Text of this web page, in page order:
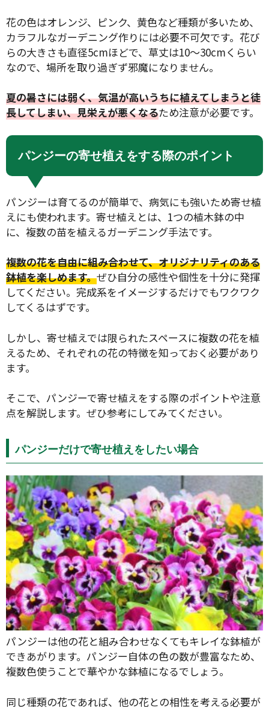
花の色はオレンジ、ピンク、黄色など種類が多いため、
カラフルなガーデニング作りには必要不可欠です。花び
らの大きさも直径5cmほどで、草丈は10〜30cmくらい
なので、場所を取り過ぎず邪魔になりません。
夏の暑さには弱く、気温が高いうちに植えてしまうと徒
長してしまい、見栄えが悪くなるため注意が必要です。
パンジーの寄せ植えをする際のポイント
パンジーは育てるのが簡単で、病気にも強いため寄せ植
えにも使われます。寄せ植えとは、1つの植木鉢の中
に、複数の苗を植えるガーデニング手法です。
複数の花を自由に組み合わせて、オリジナリティのある
鉢植を楽しめます。ぜひ自分の感性や個性を十分に発揮
してください。完成系をイメージするだけでもワクワク
してくるはずです。
しかし、寄せ植えでは限られたスペースに複数の花を植
えるため、それぞれの花の特徴を知っておく必要があり
ます。
そこで、パンジーで寄せ植えをする際のポイントや注意
点を解説します。ぜひ参考にしてみてください。
パンジーだけで寄せ植えをしたい場合
パンジーは他の花と組み合わせなくてもキレイな鉢植が
できあがります。パンジー自体の色の数が豊富なため、
複数色使うことで華やかな鉢植になるでしょう。
同じ種類の花であれば、他の花との相性を考える必要が